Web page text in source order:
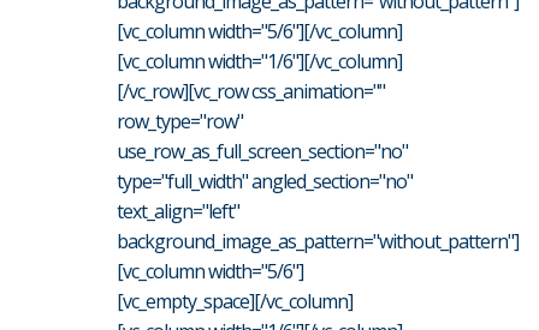
[vc_column width="5/6"][/vc_column]
[vc_column width="1/6"][/vc_column]
[/vc_row][vc_row css_animation=""
row_type="row"
use_row_as_full_screen_section="no"
type="full_width" angled_section="no"
text_align="left"
background_image_as_pattern="without_pattern"]
[vc_column width="5/6"]
[vc_empty_space][/vc_column]